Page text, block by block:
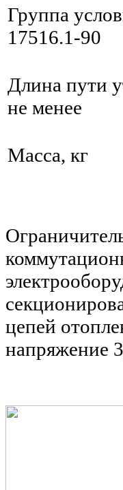
Группа
17516.1-90
Длина пути
не менее
Масса, кг
цепей
напряжение